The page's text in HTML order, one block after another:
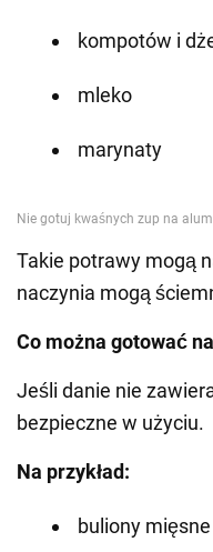
kompotów i
mleko
marynaty
Takie potrawy mogą
naczynia mogą
Co można gotować
Jeśli danie nie
bezpieczne w użyciu.
Na przykład:
buliony